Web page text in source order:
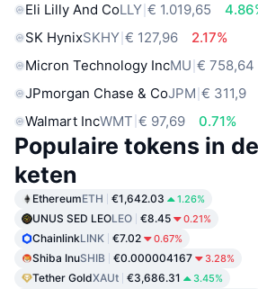
Eli Lilly And CoLLY € 1.019,65
SK HynixSKHY € 127,96
2.17%
Micron Technology IncMU € 758,64
JPmorgan Chase & CoJPM € 311,9
Walmart IncWMT € 97,69 0.71%
Populaire tokens in
keten
EthereumETH €1,642.03 1.26%
UNUS SED LEOLEO €8.45 0.21%
ChainlinkLINK €7.02 0.67%
Shiba InuSHIB €0.000004167 3.28%
Tether GoldXAUt €3,686.31 3.45%